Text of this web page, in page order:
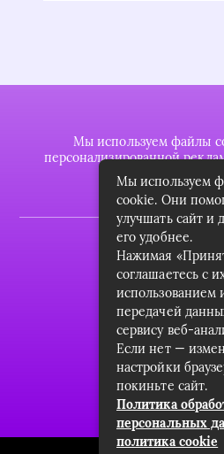
Мы используем файлы
персонализированной
анализа нашего
2022 ©
Карта
О
Пользовательское
Архив
Мы используем
cookie. Они
улучшать сайт и
его удобнее.
Нажимая
соглашаетесь с
использованием
передачей
сервису веб-
Если нет —
настройки
покиньте сайт.
Политика
персональных
политика cookie